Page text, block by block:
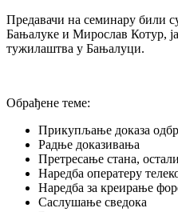
Предавачи на семинару били
Бањалуке и Мирослав Котур,
тужилаштва у Бањалуци.
Обрађене теме:
Прикупљање доказа
Радње доказивања
Претресање стана,
Наредба оператеру
Наредба за креирање
Саслушање сведока